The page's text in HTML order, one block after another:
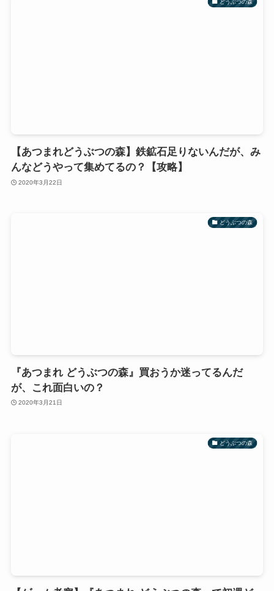
どうぶつの森
【あつまれどうぶつの森】鉄鉱石足りないんだが、み
んなどうやって集めてるの？【攻略】
2020年3月22日
どうぶつの森
『あつまれ どうぶつの森』買おうか迷ってるんだ
が、これ面白いの？
2020年3月21日
どうぶつの森